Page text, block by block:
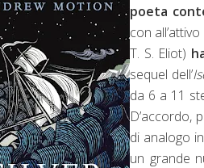
poeta
con
T. S. Eliot)
sequel dell’
da 6 a 11
D’accordo,
di analogo
un grande